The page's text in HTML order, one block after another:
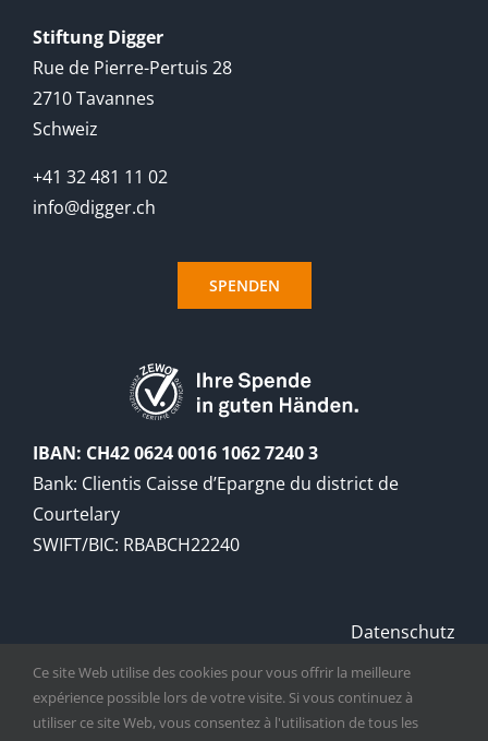
Stiftung Digger
Rue de Pierre-Pertuis 28
2710 Tavannes
Schweiz
+41 32 481 11 02
info@digger.ch
SPENDEN
IBAN: CH42 0624 0016 1062 7240 3
Bank: Clientis Caisse d’Epargne du district de
Courtelary
SWIFT/BIC: RBABCH22240
Datenschutz
Handelsregistratur
Ce site Web utilise des cookies pour vous offrir la meilleure
expérience possible lors de votre visite. Si vous continuez à
utiliser ce site Web, vous consentez à l'utilisation de tous les